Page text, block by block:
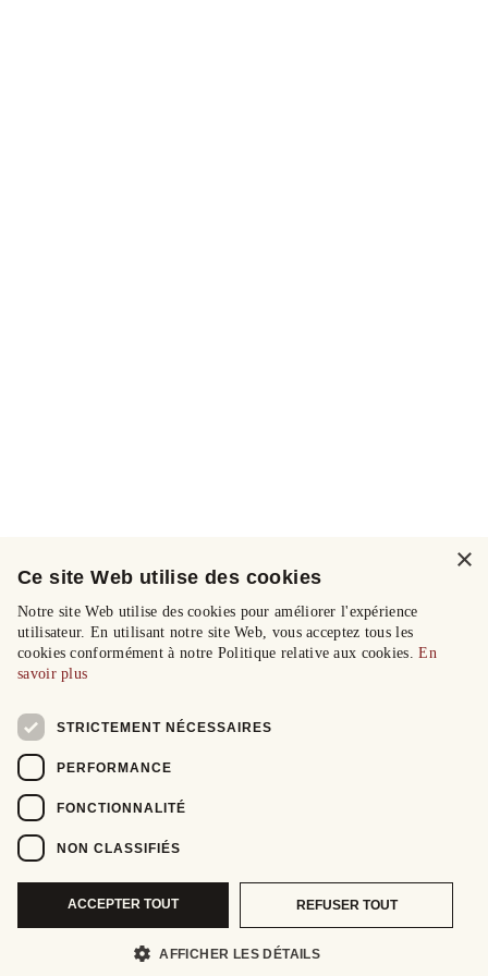
×
Ce site Web utilise des cookies
Notre site Web utilise des cookies pour améliorer l'expérience
utilisateur. En utilisant notre site Web, vous acceptez tous les
cookies conformément à notre Politique relative aux cookies.En
savoir plus
STRICTEMENT NÉCESSAIRES
PERFORMANCE
FONCTIONNALITÉ
NON CLASSIFIÉS
ACCEPTER TOUT REFUSER TOUT
AFFICHER LES DÉTAILS